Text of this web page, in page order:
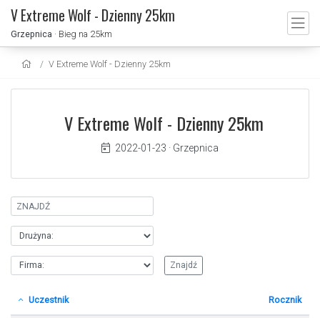
V Extreme Wolf - Dzienny 25km
Grzepnica · Bieg na 25km
V Extreme Wolf - Dzienny 25km
V Extreme Wolf - Dzienny 25km
2022-01-23 · Grzepnica
Uczestnik Rocznik